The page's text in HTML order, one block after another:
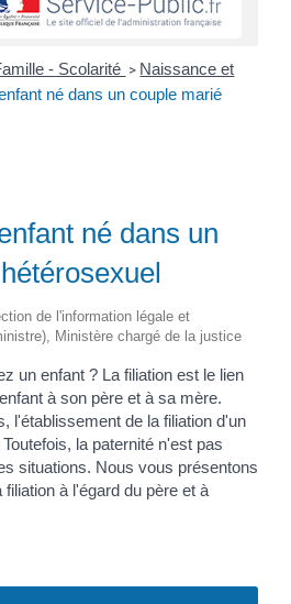
- Scolarité > Naissance et
né dans un couple marié
né dans un
de l'information légale et
Ministère chargé de la justice
un enfant ? La filiation est le lien
à son père et à sa mère.
l'établissement de la filiation d'un
la paternité n'est pas
situations. Nous vous présentons
à l'égard du père et à